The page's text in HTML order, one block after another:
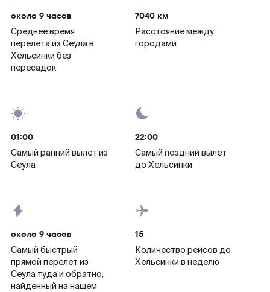
около 9 часов
Среднее время
перелета из Сеула в
Хельсинки без
пересадок
7040 км
Расстояние между
городами
01:00
Самый ранний вылет из
Сеула
22:00
Самый поздний вылет
до Хельсинки
около 9 часов
Самый быстрый
прямой перелет из
Сеула туда и обратно,
найденный на нашем
15
Количество рейсов до
Хельсинки в неделю